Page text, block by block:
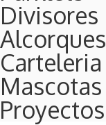
Divisores
Alcorques
Carteleria
Mascotas
Proyectos